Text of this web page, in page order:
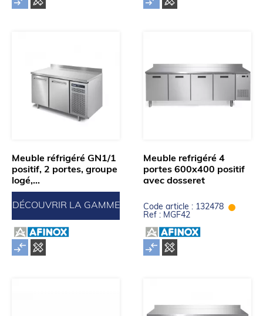
Meuble réfrigéré GN1/1
positif, 2 portes, groupe
logé,...
DÉCOUVRIR LA GAMME
Meuble refrigéré 4
portes 600x400 positif
avec dosseret
Code article : 132478
Ref : MGF42